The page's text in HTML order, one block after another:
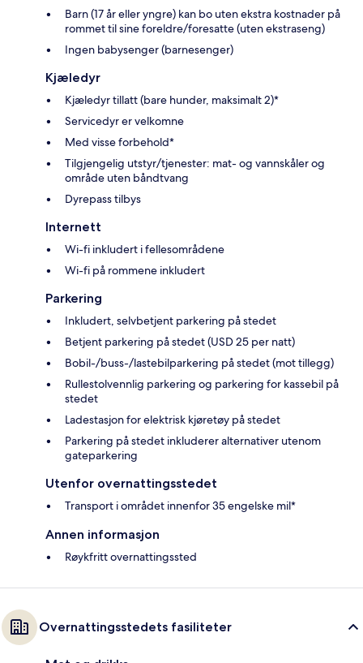
Barn (17 år eller yngre) kan bo uten ekstra kostnader på
rommet til sine foreldre/foresatte (uten ekstraseng)
Ingen babysenger (barnesenger)
Kjæledyr
Kjæledyr tillatt (bare hunder, maksimalt 2)*
Servicedyr er velkomne
Med visse forbehold*
Tilgjengelig utstyr/tjenester: mat- og vannskåler og
område uten båndtvang
Dyrepass tilbys
Internett
Wi-fi inkludert i fellesområdene
Wi-fi på rommene inkludert
Parkering
Inkludert, selvbetjent parkering på stedet
Betjent parkering på stedet (USD 25 per natt)
Bobil-/buss-/lastebilparkering på stedet (mot tillegg)
Rullestolvennlig parkering og parkering for kassebil på
stedet
Ladestasjon for elektrisk kjøretøy på stedet
Parkering på stedet inkluderer alternativer utenom
gateparkering
Utenfor overnattingsstedet
Transport i området innenfor 35 engelske mil*
Annen informasjon
Røykfritt overnattingssted
Overnattingsstedets fasiliteter